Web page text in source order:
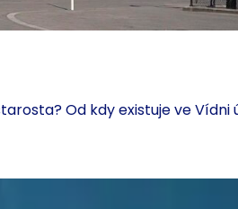
Od kdy existuje ve Vídni